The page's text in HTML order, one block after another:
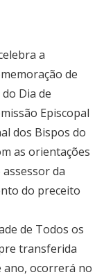
a
de
Dia de
Episcopal
dos Bispos do
as orientações
da
do preceito
de Todos os
transferida
ano, ocorrerá no